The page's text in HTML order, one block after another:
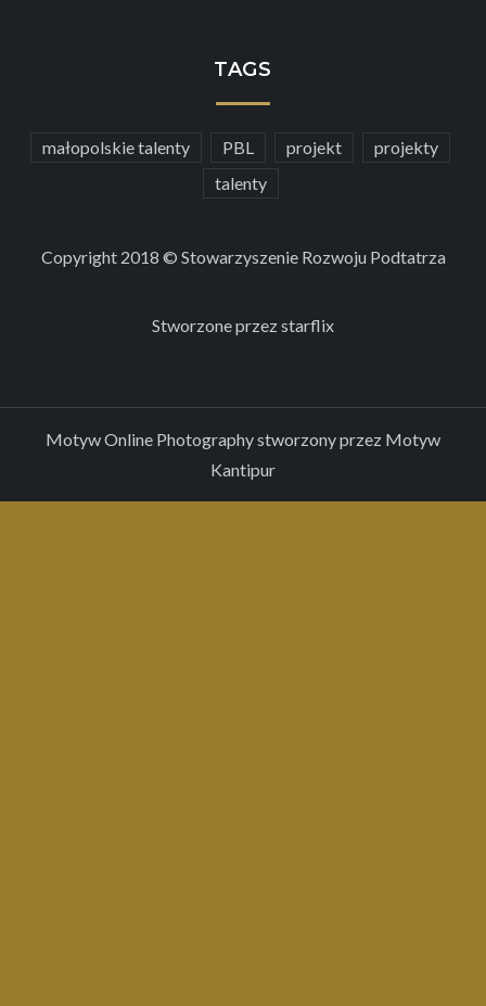
TAGS
małopolskie talenty PBL projekt
projekty
talenty
Copyright 2018 © Stowarzyszenie Rozwoju Podtatrza
Stworzone przezstarflix
Motyw Online Photography stworzony przez Motyw
Kantipur